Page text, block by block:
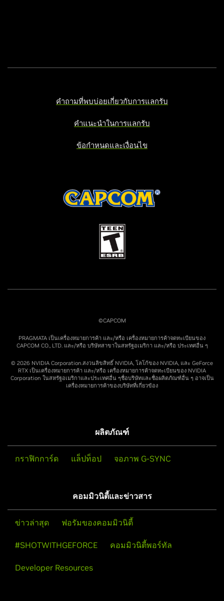
คำถามที่พบบ่อยเกี่ยวกับการแลกรับ
คำแนะนำในการแลกรับ
ข้อกำหนดและเงื่อนไข
©CAPCOM
PRAGMATA เป็นเครื่องหมายการค้า และ/หรือ เครื่องหมายการค้าจดทะเบียนของ
CAPCOM CO., LTD. และ/หรือ บริษัทสาขาในสหรัฐอเมริกา และ/หรือ ประเทศอื่น ๆ
© 2026 NVIDIA Corporation.สงวนลิขสิทธิ์ NVIDIA, โลโก้ของ NVIDIA, และ GeForce
RTX เป็นเครื่องหมายการค้า และ/หรือ เครื่องหมายการค้าจดทะเบียนของ NVIDIA
Corporation ในสหรัฐอเมริกาและประเทศอื่น ๆชื่อบริษัทและชื่อผลิตภัณฑ์อื่น ๆ อาจเป็น
เครื่องหมายการค้าของบริษัทที่เกี่ยวข้อง
ผลิตภัณฑ์
กราฟิกการ์ด แล็ปท็อป จอภาพ G-SYNC
คอมมิวนิตี้และข่าวสาร
ข่าวล่าสุด ฟอรัมของคอมมิวนิตี้
#SHOTWITHGEFORCE คอมมิวนิตี้พอร์ทัล
Developer Resources